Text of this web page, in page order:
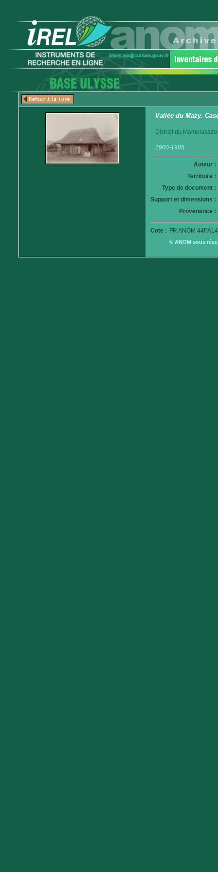
Vallée du Mazy.
District du Mamolakazo
1900-1905
Auteur :
Territoire :
Type de document :
Support et dimensions :
Provenance :
Cote : FR ANOM
© ANOM sous